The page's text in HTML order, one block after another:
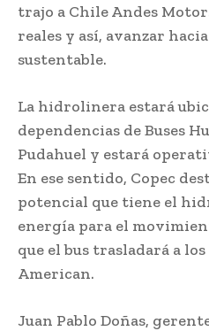
trajo a Chile Andes
reales y así, avanzar
sustentable.
La hidrolinera estará
dependencias de Buses
Pudahuel y estará
En ese sentido, Copec
potencial que tiene el
energía para el
que el bus trasladará a
American.
Juan Pablo Doñas,